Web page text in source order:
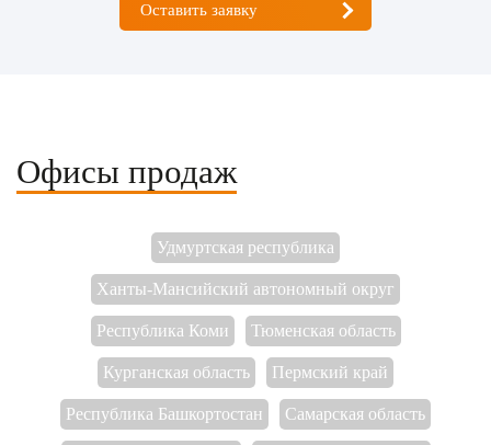
Оставить заявку
Офисы продаж
Удмуртская республика
Ханты-Мансийский автономный округ
Республика Коми Тюменская область
Курганская область Пермский край
Республика Башкортостан Самарская область